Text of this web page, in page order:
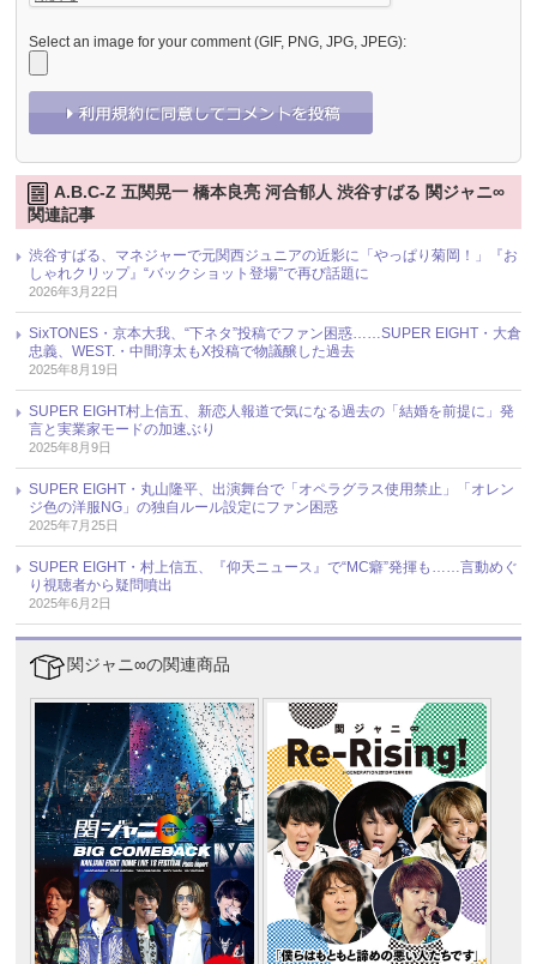
Select an image for your comment (GIF, PNG, JPG, JPEG):
A.B.C-Z 五関晃一 橋本良亮 河合郁人 渋谷すばる 関ジャニ∞
関連記事
渋谷すばる、マネジャーで元関西ジュニアの近影に「やっぱり菊岡！」『お
しゃれクリップ』“バックショット登場”で再び話題に
2026年3月22日
SixTONES・京本大我、“下ネタ”投稿でファン困惑……SUPER EIGHT・大倉
忠義、WEST.・中間淳太もX投稿で物議醸した過去
2025年8月19日
SUPER EIGHT村上信五、新恋人報道で気になる過去の「結婚を前提に」発
言と実業家モードの加速ぶり
2025年8月9日
SUPER EIGHT・丸山隆平、出演舞台で「オペラグラス使用禁止」「オレン
ジ色の洋服NG」の独自ルール設定にファン困惑
2025年7月25日
SUPER EIGHT・村上信五、『仰天ニュース』で“MC癖”発揮も……言動めぐ
り視聴者から疑問噴出
2025年6月2日
関ジャニ∞の関連商品